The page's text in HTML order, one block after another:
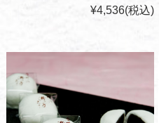
¥4,536(税込)